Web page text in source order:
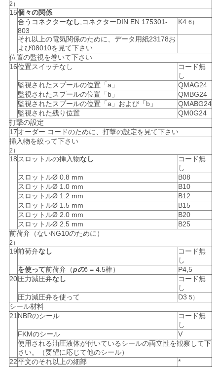
2）
15個々の関係
合うコネクターなし;コネクターDIN EN 175301-
803
K4 6）
それ以上の電気関係のために、データ用紙23178お
よび08010を見て下さい
位置の監視を巻いて下さい
16位置スイッチなし
コード無
し
監視されたスプールの位置「a」
QMAG24
監視されたスプールの位置「b」
QMBG24
監視されたスプールの位置「a」および「b」
QMABG24
監視された残り位置
QM0G24
打撃の設定
17オーダー コードのために、打撃の設定を見て下さい
挿入物を絞って下さい
2）
18スロットルの挿入物なし
コード無
し
スロットルØ 0.8 mm
B08
スロットルØ 1.0 mm
B10
スロットルØ 1.2 mm
B12
スロットルØ 1.5 mm
B15
スロットルØ 2.0 mm
B20
スロットルØ 2.5 mm
B25
前荷弁（ないNG10のために）
2）
19前荷弁なし
コード無
し
を使って前荷弁（pのö= 4.5棒）
P4,5
20圧力減圧弁なし
コード無
し
圧力減圧弁を使って
D3 5）
シール材料
21NBRのシール
コード無
し
FKMのシール
V
使用される油圧液体が付いているシールの両立性を観察して下
さい。（要望に応じて他のシール）
22平文のそれ以上の細部 *